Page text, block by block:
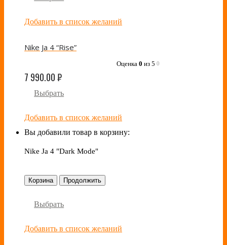
Добавить в список желаний
Nike Ja 4 “Rise”
Оценка 0 из 5 0
7 990.00₽
Выбрать
Добавить в список желаний
Вы добавили товар в корзину:
Nike Ja 4 "Dark Mode"
Корзина Продолжить
Выбрать
Добавить в список желаний